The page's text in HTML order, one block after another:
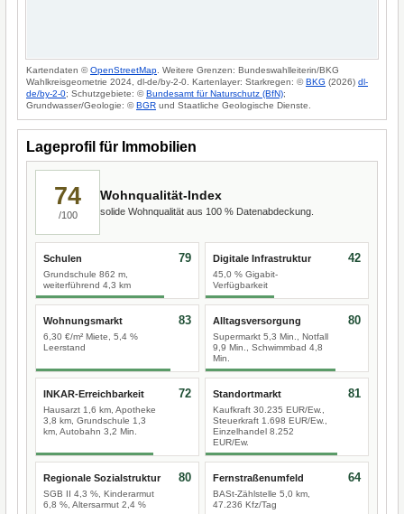
Kartendaten ©OpenStreetMap . Weitere Grenzen: Bundeswahlleiterin/BKG
Wahlkreisgeometrie 2024, dl-de/by-2-0. Kartenlayer: Starkregen: ©BKG (2026) dl-
de/by-2-0; Schutzgebiete: ©Bundesamt für Naturschutz (BfN);
Grundwasser/Geologie: ©BGR und Staatliche Geologische Dienste.
Lageprofil für Immobilien
74
/100
Wohnqualität-Index
solide Wohnqualität aus 100 % Datenabdeckung.
Schulen
Grundschule 862 m,
weiterführend 4,3 km
79 Digitale Infrastruktur
45,0 % Gigabit-
Verfügbarkeit
42
Wohnungsmarkt
6,30 €/m² Miete, 5,4 %
Leerstand
83 Alltagsversorgung
Supermarkt 5,3 Min., Notfall
9,9 Min., Schwimmbad 4,8
Min.
80
INKAR-Erreichbarkeit
Hausarzt 1,6 km, Apotheke
3,8 km, Grundschule 1,3
km, Autobahn 3,2 Min.
72 Standortmarkt
Kaufkraft 30.235 EUR/Ew.,
Steuerkraft 1.698 EUR/Ew.,
Einzelhandel 8.252
EUR/Ew.
81
Regionale Sozialstruktur
SGB II 4,3 %, Kinderarmut
6,8 %, Altersarmut 2,4 %
80 Fernstraßenumfeld
BASt-Zählstelle 5,0 km,
47.236 Kfz/Tag
64